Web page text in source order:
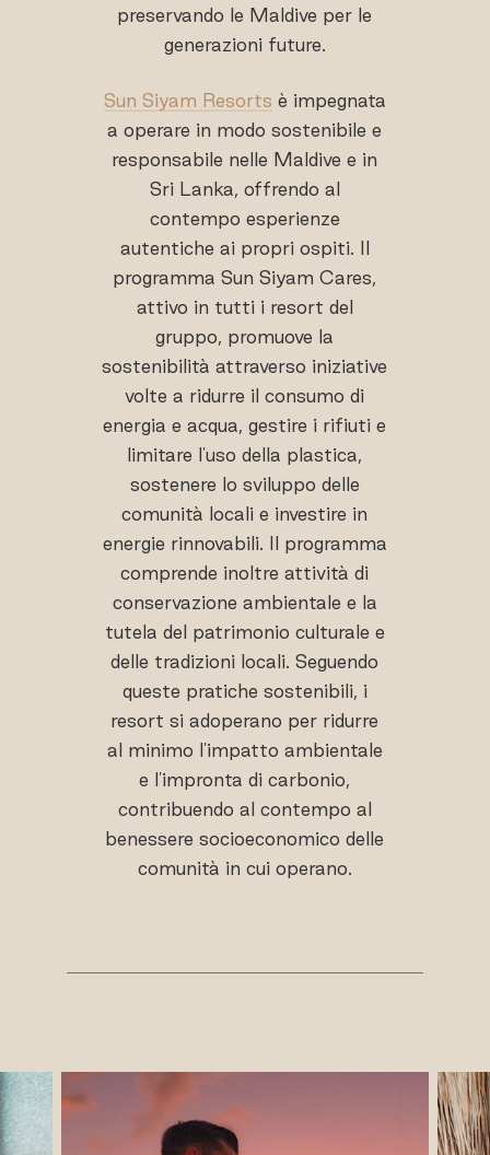
preservando le Maldive per le
generazioni future.
Sun Siyam Resorts è impegnata
a operare in modo sostenibile e
responsabile nelle Maldive e in
Sri Lanka, offrendo al
contempo esperienze
autentiche ai propri ospiti. Il
programma Sun Siyam Cares,
attivo in tutti i resort del
gruppo, promuove la
sostenibilità attraverso iniziative
volte a ridurre il consumo di
energia e acqua, gestire i rifiuti e
limitare l'uso della plastica,
sostenere lo sviluppo delle
comunità locali e investire in
energie rinnovabili. Il programma
comprende inoltre attività di
conservazione ambientale e la
tutela del patrimonio culturale e
delle tradizioni locali. Seguendo
queste pratiche sostenibili, i
resort si adoperano per ridurre
al minimo l'impatto ambientale
e l'impronta di carbonio,
contribuendo al contempo al
benessere socioeconomico delle
comunità in cui operano.